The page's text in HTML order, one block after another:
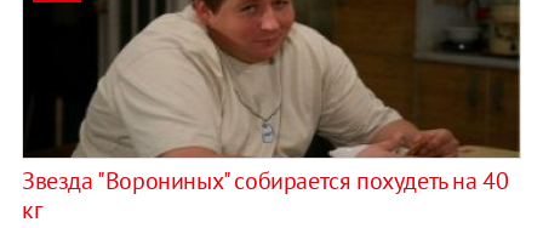
Звезда "Ворониных" собирается похудеть на 40
кг